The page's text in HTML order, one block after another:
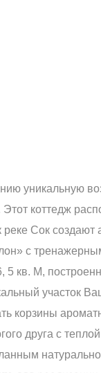
уникальную
коттедж
Сок
с
кв. М,
участок
корзины
друга с